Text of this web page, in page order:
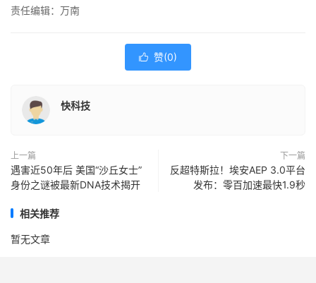
责任编辑：万南
 赞(0)
快科技
上一篇
遇害近50年后 美国“沙丘女士”
身份之谜被最新DNA技术揭开
下一篇
反超特斯拉！埃安AEP 3.0平台
发布：零百加速最快1.9秒
相关推荐
暂无文章